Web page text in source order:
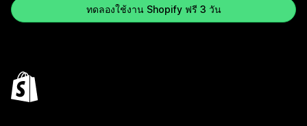
ทดลองใช้งาน Shopify ฟรี 3 วัน